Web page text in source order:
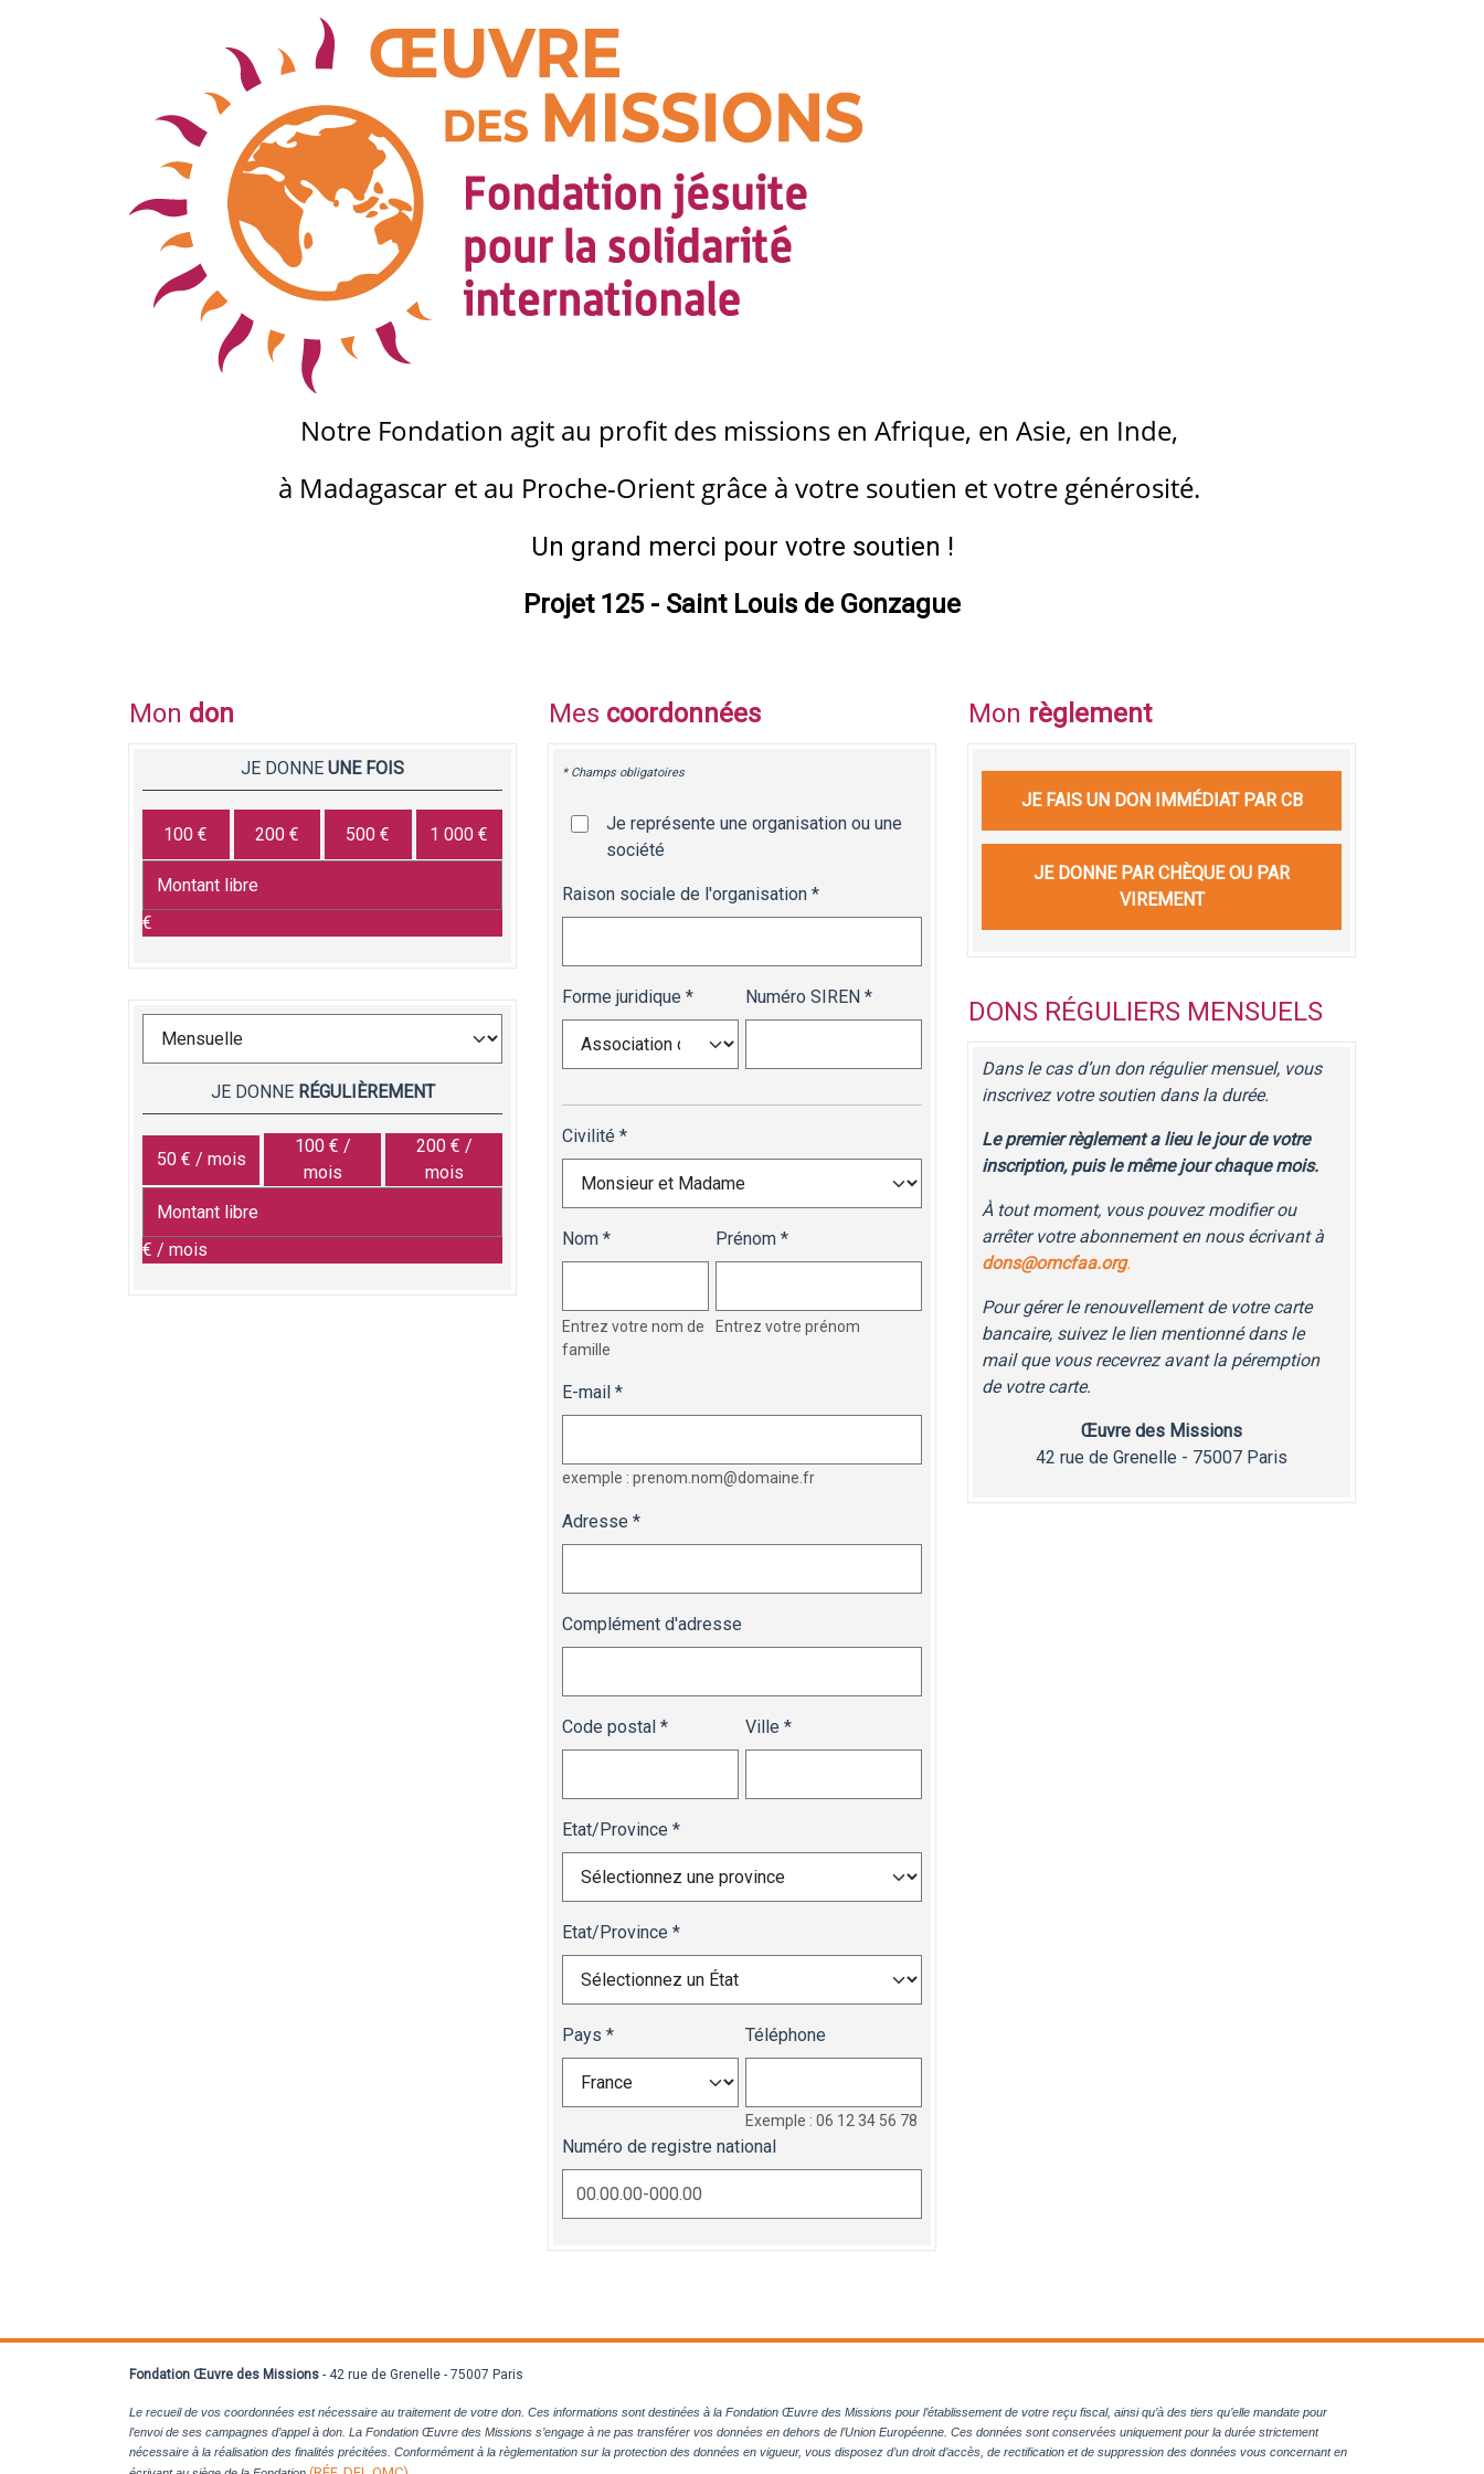
Notre Fondation agit au profit des missions en Afrique, en Asie, en Inde,
à Madagascar et au Proche-Orient grâce à votre soutien et votre générosité.
Un grand merci pour votre soutien !
Projet 125 - Saint Louis de Gonzague
Mon don
JE DONNE UNE FOIS
100 € 200 € 500 € 1 000 €
€
JE DONNE RÉGULIÈREMENT
50 € / mois
100 € /
mois
200 € /
mois
€ / mois
Mes coordonnées
* Champs obligatoires
Je représente une organisation ou une
société
Raison sociale de l'organisation
Forme juridique Numéro SIREN
Civilité
Nom
Entrez votre nom de
famille
Prénom
Entrez votre prénom
E-mail
exemple : prenom.nom@domaine.fr
Adresse
Complément d'adresse
Code postal Ville
Etat/Province
Etat/Province
Pays Téléphone
Exemple : 06 12 34 56 78
Numéro de registre national
Mon règlement
JE FAIS UN DON IMMÉDIAT PAR CB
JE DONNE PAR CHÈQUE OU PAR
VIREMENT
DONS RÉGULIERS MENSUELS
Dans le cas d’un don régulier mensuel, vous
inscrivez votre soutien dans la durée.
Le premier règlement a lieu le jour de votre
inscription, puis le même jour chaque mois.
À tout moment, vous pouvez modifier ou
arrêter votre abonnement en nous écrivant à
dons@omcfaa.org.
Pour gérer le renouvellement de votre carte
bancaire, suivez le lien mentionné dans le
mail que vous recevrez avant la péremption
de votre carte.
Œuvre des Missions
42 rue de Grenelle - 75007 Paris
Fondation Œuvre des Missions - 42 rue de Grenelle - 75007 Paris
Le recueil de vos coordonnées est nécessaire au traitement de votre don. Ces informations sont destinées à la Fondation Œuvre des Missions pour l’établissement de votre reçu fiscal, ainsi qu’à des tiers qu’elle mandate pour
l’envoi de ses campagnes d’appel à don. La Fondation Œuvre des Missions s’engage à ne pas transférer vos données en dehors de l’Union Européenne. Ces données sont conservées uniquement pour la durée strictement
nécessaire à la réalisation des finalités précitées. Conformément à la règlementation sur la protection des données en vigueur, vous disposez d’un droit d’accès, de rectification et de suppression des données vous concernant en